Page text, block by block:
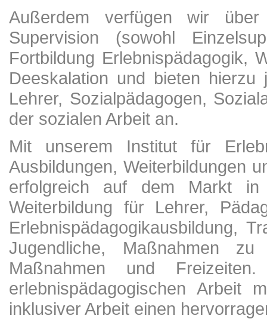
Außerdem verfügen wir
Supervision (sowohl
Fortbildung Erlebnispädagogik,
Deeskalation und bieten
Lehrer, Sozialpädagogen,
der sozialen Arbeit an.
Mit unserem Institut für
Ausbildungen, Weiterbildungen
erfolgreich auf dem Markt in
Weiterbildung für Lehrer,
Erlebnispädagogikausbildung,
Jugendliche, Maßnahmen zu
Maßnahmen und
erlebnispädagogischen Arbeit
inklusiver Arbeit einen